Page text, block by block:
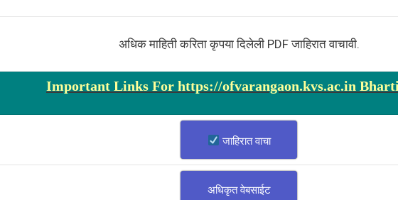
अधिक माहिती करिता कृपया दिलेली PDF जाहिरात वाचावी.
Important Links For https://ofvarangaon.kvs.ac.in
जाहिरात वाचा
अधिकृत वेबसाईट